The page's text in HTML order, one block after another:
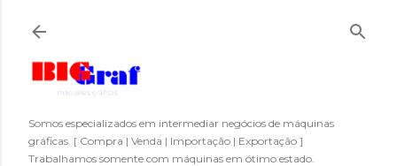
Somos especializados em intermediar negócios de máquinas
gráficas. [ Compra | Venda | Importação | Exportação ]
Trabalhamos somente com máquinas em ótimo estado.